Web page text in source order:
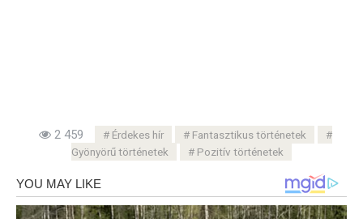
2 459 Érdekes hír
Fantasztikus történetek
Gyönyörű történetek
Pozitív történetek